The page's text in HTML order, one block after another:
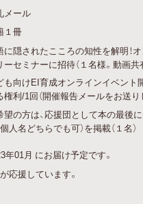
メール
１冊
に隠されたこころの知性を解明！
ーセミナーに招待（１名様。動画共
も向けEI育成オンラインイベント
権利/1回（開催報告メールをお送り
望の方は、応援団として本の最後に
人名どちらでも可）を掲載（１名）
年01月 にお届け予定です。
応援しています。